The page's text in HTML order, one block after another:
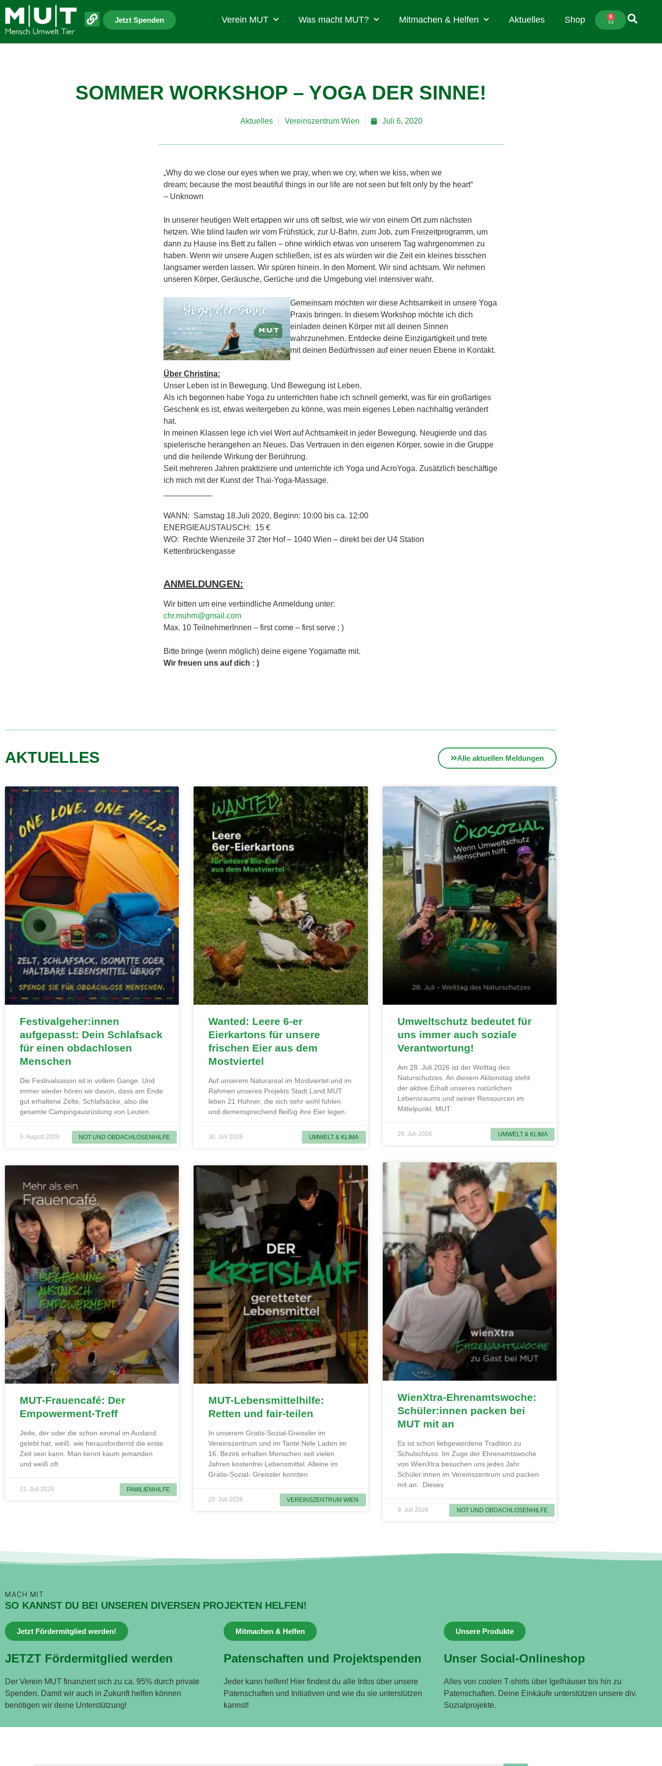
Jetzt Spenden Verein MUT Was macht MUT? Mitmachen & Helfen Aktuelles Shop 0
SOMMER WORKSHOP – YOGA DER SINNE!
Aktuelles Vereinszentrum Wien Juli 6, 2020
„Why do we close our eyes when we pray, when we cry, when we kiss, when we
dream; because the most beautiful things in our life are not seen but felt only by the heart“
– Unknown
In unserer heutigen Welt ertappen wir uns oft selbst, wie wir von einem Ort zum nächsten
hetzen. Wie blind laufen wir vom Frühstück, zur U-Bahn, zum Job, zum Freizeitprogramm, um
dann zu Hause ins Bett zu fallen – ohne wirklich etwas von unserem Tag wahrgenommen zu
haben. Wenn wir unsere Augen schließen, ist es als würden wir die Zeit ein kleines bisschen
langsamer werden lassen. Wir spüren hinein. In den Moment. Wir sind achtsam. Wir nehmen
unseren Körper, Geräusche, Gerüche und die Umgebung viel intensiver wahr.
Gemeinsam möchten wir diese Achtsamkeit in unsere Yoga
Praxis bringen. In diesem Workshop möchte ich dich
einladen deinen Körper mit all deinen Sinnen
wahrzunehmen. Entdecke deine Einzigartigkeit und trete
mit deinen Bedürfnissen auf einer neuen Ebene in Kontakt.
Über Christina:
Unser Leben ist in Bewegung. Und Bewegung ist Leben.
Als ich begonnen habe Yoga zu unterrichten habe ich schnell gemerkt, was für ein großartiges
Geschenk es ist, etwas weitergeben zu könne, was mein eigenes Leben nachhaltig verändert
hat.
In meinen Klassen lege ich viel Wert auf Achtsamkeit in jeder Bewegung. Neugierde und das
spielerische herangehen an Neues. Das Vertrauen in den eigenen Körper, sowie in die Gruppe
und die heilende Wirkung der Berührung.
Seit mehreren Jahren praktiziere und unterrichte ich Yoga und AcroYoga. Zusätzlich beschäftige
ich mich mit der Kunst der Thai-Yoga-Massage.
WANN: Samstag 18.Juli 2020, Beginn: 10:00 bis ca. 12:00
ENERGIEAUSTAUSCH: 15 €
WO: Rechte Wienzeile 37 2ter Hof – 1040 Wien – direkt bei der U4 Station
Kettenbrückengasse
ANMELDUNGEN:
Wir bitten um eine verbindliche Anmeldung unter:
chr.muhm@gmail.com
Max. 10 TeilnehmerInnen – first come – first serve ; )
Bitte bringe (wenn möglich) deine eigene Yogamatte mit.
Wir freuen uns auf dich : )
AKTUELLES Alle aktuellen Meldungen
NOT UND OBDACHLOSENHILFE
Festivalgeher:innen
aufgepasst: Dein Schlafsack
für einen obdachlosen
Menschen
Die Festivalsaison ist in vollem Gange. Und
immer wieder hören wir davon, dass am Ende
gut erhaltene Zelte, Schlafsäcke, also die
gesamte Campingausrüstung von Leuten
3. August 2026 UMWELT & KLIMA
Wanted: Leere 6-er
Eierkartons für unsere
frischen Eier aus dem
Mostviertel
Auf unserem Naturareal im Mostviertel und im
Rahmen unseres Projekts Stadt.Land.MUT
leben 21 Hühner, die sich sehr wohl fühlen
und demensprechend fleißig ihre Eier legen.
30. Juli 2026 UMWELT & KLIMA
Umweltschutz bedeutet für
uns immer auch soziale
Verantwortung!
Am 28. Juli 2026 ist der Welttag des
Naturschutzes. An diesem Aktionstag steht
der aktive Erhalt unseres natürlichen
Lebensraums und seiner Ressourcen im
Mittelpunkt. MUT
28. Juli 2026
FAMILIENHILFE
MUT-Frauencafé: Der
Empowerment-Treff
Jede, der oder die schon einmal im Ausland
gelebt hat, weiß, wie herausfordernd die erste
Zeit sein kann. Man kennt kaum jemanden
und weiß oft
21. Juli 2026
VEREINSZENTRUM WIEN
MUT-Lebensmittelhilfe:
Retten und fair-teilen
In unserem Gratis-Sozial-Greissler im
Vereinszentrum und im Tante Nele Laden im
16. Bezirk erhalten Menschen seit vielen
Jahren kostenfrei Lebensmittel. Alleine im
Gratis-Sozial- Greissler konnten
20. Juli 2026
NOT UND OBDACHLOSENHILFE
WienXtra-Ehrenamtswoche:
Schüler:innen packen bei
MUT mit an
Es ist schon liebgewordene Tradition zu
Schulschluss. Im Zuge der Ehrenamtswoche
von WienXtra besuchen uns jedes Jahr
Schüler:innen im Vereinszentrum und packen
mit an. Dieses
9. Juli 2026
MACH MIT
SO KANNST DU BEI UNSEREN DIVERSEN PROJEKTEN HELFEN!
Jetzt Fördermitglied werden!
JETZT Fördermitglied werden
Der Verein MUT finanziert sich zu ca. 95% durch private
Spenden. Damit wir auch in Zukunft helfen können
benötigen wir deine Unterstützung!
Mitmachen & Helfen
Patenschaften und Projektspenden
Jeder kann helfen! Hier findest du alle Infos über unsere
Patenschaften und Initiativen und wie du sie unterstützen
kannst!
Unsere Produkte
Unser Social-Onlineshop
Alles von coolen T-shirts über Igelhäuser bis hin zu
Patenschaften. Deine Einkäufe unterstützen unsere div.
Sozialprojekte.